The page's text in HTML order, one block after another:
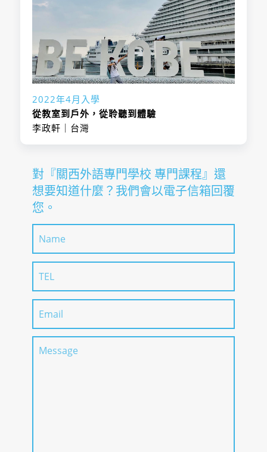
2022年4月入學
從教室到戶外，從聆聽到體驗
李政軒｜台灣
對『關西外語專門學校 專門課程』還
想要知道什麼？我們會以電子信箱回覆
您。